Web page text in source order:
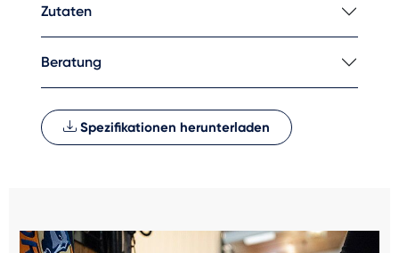
Zutaten
Beratung
Spezifikationen herunterladen